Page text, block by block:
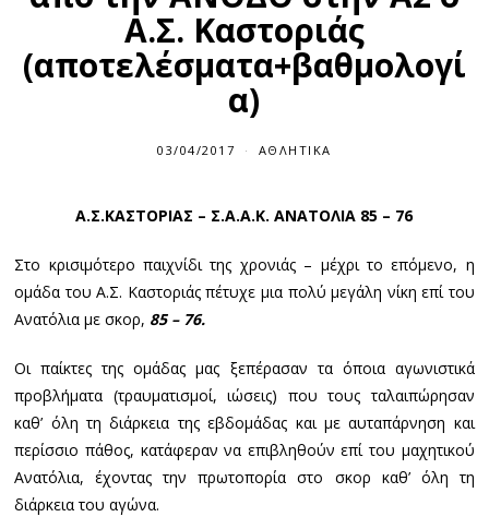
Α.Σ. Καστοριάς
(αποτελέσματα+βαθμολογί
α)
03/04/2017 ΑΘΛΗΤΙΚΆ
Α.Σ.ΚΑΣΤΟΡΙΑΣ – Σ.Α.Α.Κ. ΑΝΑΤΟΛΙΑ 85 – 76
Στο κρισιμότερο παιχνίδι της χρονιάς – μέχρι το επόμενο, η
ομάδα του Α.Σ. Καστοριάς πέτυχε μια πολύ μεγάλη νίκη επί του
Ανατόλια με σκορ, 85 – 76.
Οι παίκτες της ομάδας μας ξεπέρασαν τα όποια αγωνιστικά
προβλήματα (τραυματισμοί, ιώσεις) που τους ταλαιπώρησαν
καθ’ όλη τη διάρκεια της εβδομάδας και με αυταπάρνηση και
περίσσιο πάθος, κατάφεραν να επιβληθούν επί του μαχητικού
Ανατόλια, έχοντας την πρωτοπορία στο σκορ καθ’ όλη τη
διάρκεια του αγώνα.